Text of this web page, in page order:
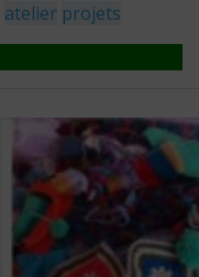
atelier projets